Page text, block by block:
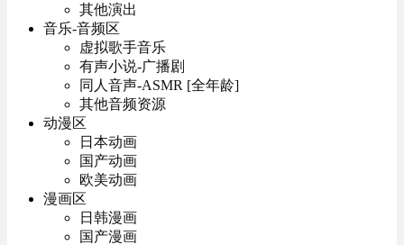
其他演出
音乐-音频区
虚拟歌手音乐
有声小说-广播剧
同人音声-ASMR [全年龄]
其他音频资源
动漫区
日本动画
国产动画
欧美动画
漫画区
日韩漫画
国产漫画